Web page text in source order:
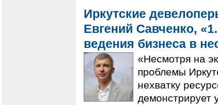
Иркутские
Евгений Савченко,
ведения бизнеса в
«Несмотря на
проблемы
нехватку
демонстрирует